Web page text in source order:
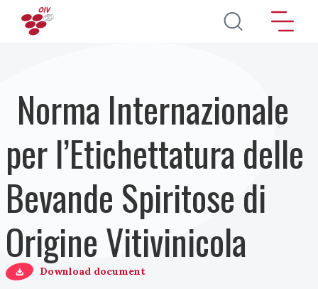
Salta al contenuto principale
Norma Internazionale
per l’Etichettatura delle
Bevande Spiritose di
Origine Vitivinicola
Download document